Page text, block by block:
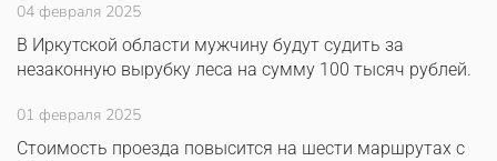
04 февраля 2025
В Иркутской области мужчину будут судить за
незаконную вырубку леса на сумму 100 тысяч рублей.
01 февраля 2025
Стоимость проезда повысится на шести маршрутах с